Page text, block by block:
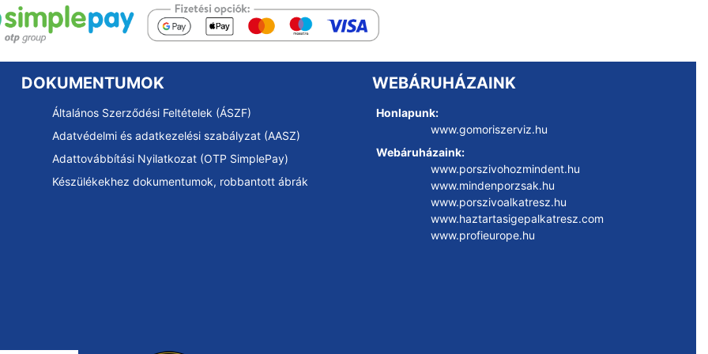
DOKUMENTUMOK
Általános Szerződési Feltételek (ÁSZF)
Adatvédelmi és adatkezelési szabályzat (AASZ)
Adattovábbítási Nyilatkozat (OTP SimplePay)
Készülékekhez dokumentumok, robbantott ábrák
WEBÁRUHÁZAINK
Honlapunk:
www.gomoriszerviz.hu
Webáruházaink:
www.porszivohozmindent.hu
www.mindenporzsak.hu
www.porszivoalkatresz.hu
www.haztartasigepalkatresz.com
www.profieurope.hu